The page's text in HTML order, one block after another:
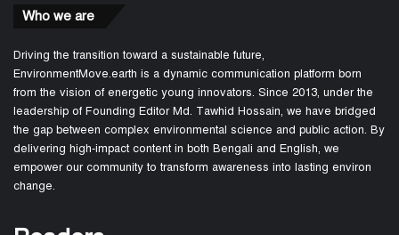
Who we are
Driving the transition toward a sustainable future,
EnvironmentMove.earth is a dynamic communication platform born
from the vision of energetic young innovators. Since 2013, under the
leadership of Founding Editor Md. Tawhid Hossain, we have bridged
the gap between complex environmental science and public action. By
delivering high-impact content in both Bengali and English, we
empower our community to transform awareness into lasting environ
change.